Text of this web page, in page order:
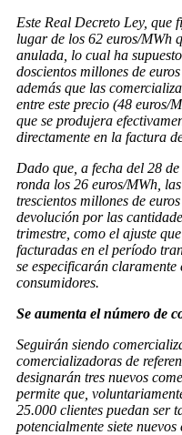
Este Real Decreto Ley, que
lugar de los 62 euros/MWh
anulada, lo cual ha
doscientos millones de
además que las
entre este precio (48 euros/
que se produjera
directamente en la factura
Dado que, a fecha del 28
ronda los 26 euros/MWh,
trescientos millones de
devolución por las
trimestre, como el ajuste
facturadas en el período
se especificarán
consumidores.
Se aumenta el número de
Seguirán siendo
comercializadoras de
designarán tres nuevos
permite que,
25.000 clientes puedan ser
potencialmente siete